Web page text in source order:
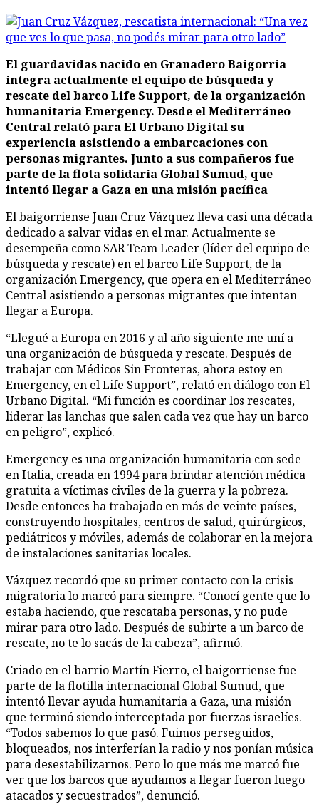
El guardavidas nacido en Granadero Baigorria
integra actualmente el equipo de búsqueda y
rescate del barco Life Support, de la organización
humanitaria Emergency. Desde el Mediterráneo
Central relató para El Urbano Digital su
experiencia asistiendo a embarcaciones con
personas migrantes. Junto a sus compañeros fue
parte de la flota solidaria Global Sumud, que
intentó llegar a Gaza en una misión pacífica
El baigorriense Juan Cruz Vázquez lleva casi una década
dedicado a salvar vidas en el mar. Actualmente se
desempeña como SAR Team Leader (líder del equipo de
búsqueda y rescate) en el barco Life Support, de la
organización Emergency, que opera en el Mediterráneo
Central asistiendo a personas migrantes que intentan
llegar a Europa.
“Llegué a Europa en 2016 y al año siguiente me uní a
una organización de búsqueda y rescate. Después de
trabajar con Médicos Sin Fronteras, ahora estoy en
Emergency, en el Life Support”, relató en diálogo con El
Urbano Digital. “Mi función es coordinar los rescates,
liderar las lanchas que salen cada vez que hay un barco
en peligro”, explicó.
Emergency es una organización humanitaria con sede
en Italia, creada en 1994 para brindar atención médica
gratuita a víctimas civiles de la guerra y la pobreza.
Desde entonces ha trabajado en más de veinte países,
construyendo hospitales, centros de salud, quirúrgicos,
pediátricos y móviles, además de colaborar en la mejora
de instalaciones sanitarias locales.
Vázquez recordó que su primer contacto con la crisis
migratoria lo marcó para siempre. “Conocí gente que lo
estaba haciendo, que rescataba personas, y no pude
mirar para otro lado. Después de subirte a un barco de
rescate, no te lo sacás de la cabeza”, afirmó.
Criado en el barrio Martín Fierro, el baigorriense fue
parte de la flotilla internacional Global Sumud, que
intentó llevar ayuda humanitaria a Gaza, una misión
que terminó siendo interceptada por fuerzas israelíes.
“Todos sabemos lo que pasó. Fuimos perseguidos,
bloqueados, nos interferían la radio y nos ponían música
para desestabilizarnos. Pero lo que más me marcó fue
ver que los barcos que ayudamos a llegar fueron luego
atacados y secuestrados”, denunció.